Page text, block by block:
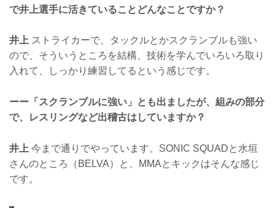
で井上選手に活きていることどんなことですか？
井上 ストライカーで、タックルとかスクランブルも強い
ので、そういうところを結構、技術を学んでいろいろ取り
入れて、しっかり練習してるという感じです。
ーー「スクランブルに強い」とも出ましたが、組みの部分
で、レスリングなど出稽古はしていますか？
井上 今まで通りでやっています。SONIC SQUADと水垣
さんのところ（BELVA）と、MMAとキックはそんな感じ
です。